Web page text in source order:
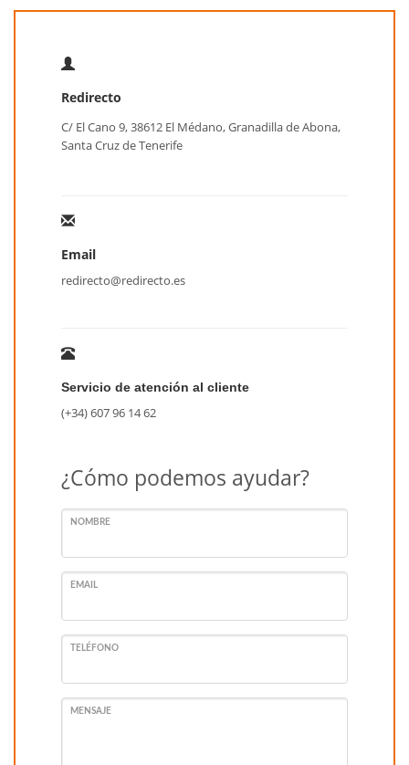
Redirecto
C/ El Cano 9, 38612 El Médano, Granadilla de Abona,
Santa Cruz de Tenerife
Email
redirecto@redirecto.es
Servicio de atención al cliente
(+34) 607 96 14 62
¿Cómo podemos ayudar?
NOMBRE
EMAIL
TELÉFONO
MENSAJE